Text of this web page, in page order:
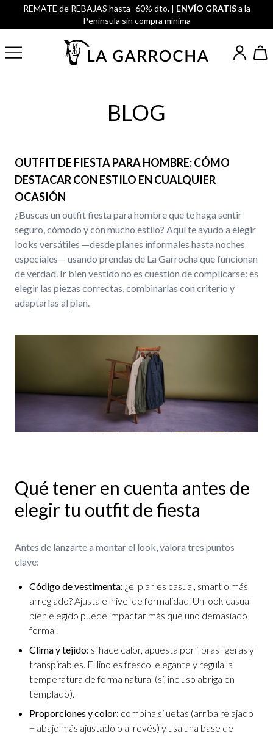
REMATE de REBAJAS hasta -60% dto. | ENVÍO GRATISa la
Península sin compra mínima
BLOG
OUTFIT DE FIESTA PARA HOMBRE: CÓMO
DESTACAR CON ESTILO EN CUALQUIER
OCASIÓN
¿Buscas un outfit fiesta para hombre que te haga sentir
seguro, cómodo y con mucho estilo? Aquí te ayudo a elegir
looks versátiles —desde planes informales hasta noches
especiales— usando prendas de La Garrocha que funcionan
de verdad. Ir bien vestido no es cuestión de complicarse: es
elegir las piezas correctas, combinarlas con criterio y
adaptarlas al plan.
Qué tener en cuenta antes de
elegir tu outfit de fiesta
Antes de lanzarte a montar el look, valora tres puntos
clave:
Código de vestimenta: ¿el plan es casual, smart o más
arreglado? Ajusta el nivel de formalidad. Un look casual
bien elegido puede impactar más que uno demasiado
formal.
Clima y tejido: si hace calor, apuesta por fibras ligeras y
transpirables. El lino es fresco, elegante y regula la
temperatura de forma natural (sí, incluso abriga en
templado).
Proporciones y color: combina siluetas (arriba relajado
+ abajo más ajustado o al revés) y usa una base de